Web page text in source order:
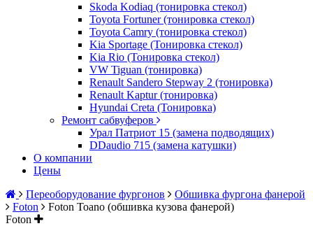
Skoda Kodiaq (тонировка стекол)
Toyota Fortuner (тонировка стекол)
Toyota Camry (тонировка стекол)
Kia Sportage (Тонировка стекол)
Kia Rio (Тонировка стекол)
VW Tiguan (тонировка)
Renault Sandero Stepway 2 (тонировка)
Renault Kaptur (тонировка)
Hyundai Creta (Тонировка)
Ремонт сабвуферов
Урал Патриот 15 (замена подводящих)
DDaudio 715 (замена катушки)
О компании
Цены
Переоборудование фургонов
Обшивка фургона фанерой
Foton
Foton Toano (обшивка кузова фанерой)
Foton